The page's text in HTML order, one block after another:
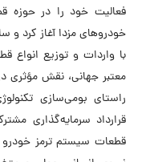
فعالیت خود را در حوزه
خودروهای مزدا آغاز کرد
با واردات و توزیع انواع
معتبر جهانی، نقش مؤثری
قرارداد سرمایه‌گذاری
قطعات سیستم ترمز خودرو